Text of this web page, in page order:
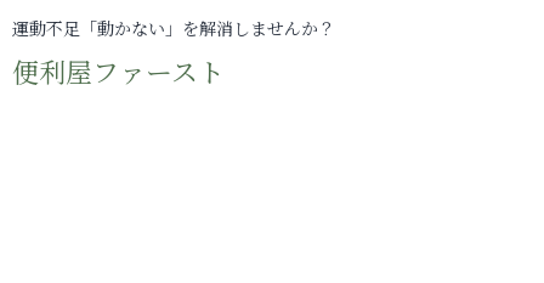
運動不足「動かない」を解消しませんか？
便利屋ファースト